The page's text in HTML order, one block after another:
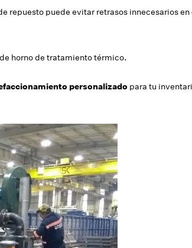
repuesto puede evitar retrasos innecesarios en
horno de tratamiento térmico.
personalizado para tu